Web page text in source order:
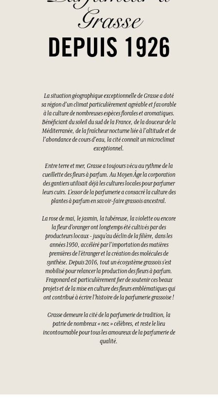
Grasse
DEPUIS 1926
La situation géographique exceptionnelle de Grasse a doté
sa région d'un climat particulièrement agréable et favorable
à la culture de nombreuses espèces florales et aromatiques.
Bénéficiant du soleil du sud de la France, de la douceur de la
Méditerranée, de la fraîcheur nocturne liée à l'altitude et de
l'abondance de cours d'eau, la cité connaît un microclimat
exceptionnel.
Entre terre et mer, Grasse a toujours vécu au rythme de la
cueillette des fleurs à parfum. Au Moyen Âge la corporation
des gantiers utilisait déjà les cultures locales pour parfumer
leurs cuirs. L’essor de la parfumerie a consacré la culture des
plantes à parfum en savoir-faire grassois ancestral.
La rose de mai, le jasmin, la tubéreuse, la violette ou encore
la fleur d’oranger ont longtemps été cultivés par des
producteurs locaux - jusqu’au déclin de la filière, dans les
années 1950, accéléré par l’importation des matières
premières de l’étranger et la création des molécules de
synthèse. Depuis 2016, tout un écosystème grassois s’est
mobilisé pour relancer la production des fleurs à parfum.
Fragonard est particulièrement fier de soutenir ces beaux
projets et de la mise en culture des fleurs emblématiques qui
ont contribué à écrire l’histoire de la parfumerie grassoise !
Grasse demeure la cité de la parfumerie de tradition, la
patrie de nombreux « nez » célèbres, et reste le lieu
incontournable pour tous les amoureux de la parfumerie de
qualité.